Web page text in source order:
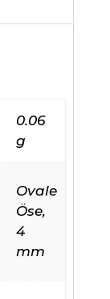
0.06
g
Ovale
Öse,
4
mm